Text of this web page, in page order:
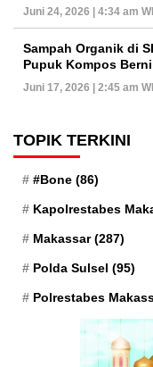
Juni 24, 2026 | 4:34 am
Sampah Organik di
Pupuk Kompos
Juni 17, 2026 | 2:45 am
TOPIK TERKINI
#Bone (86)
Kapolrestabes
Makassar(287)
Polda Sulsel (95)
Polrestabes